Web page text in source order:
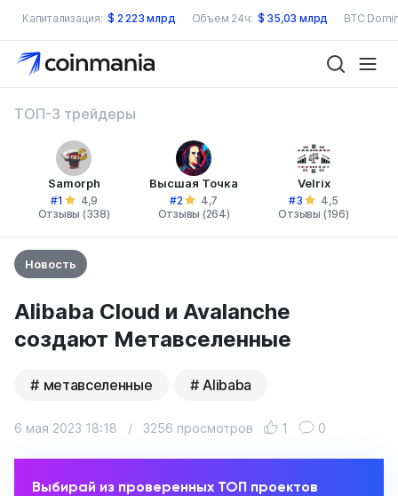
Капитализация: $ 2 223 млрд Объем 24ч: $ 35,03 млрд BTC
ТОП-3 трейдеры
Samorph
#1
4,9
Отзывы (338)
Высшая Точка
#2
4,7
Отзывы (264)
Velrix
#3
4,5
Отзывы (196)
Новость
Alibaba Cloud и Avalanche
создают Метавселенные
метавселенные Alibaba
6 мая 2023 18:18 / 3256 просмотров 1 0
Выбирай из проверенных ТОП проектов